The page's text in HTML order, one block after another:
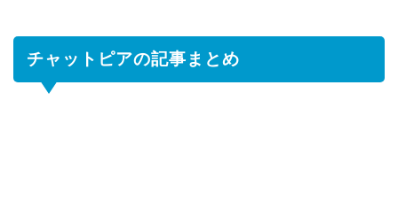
チャットピアの記事まとめ